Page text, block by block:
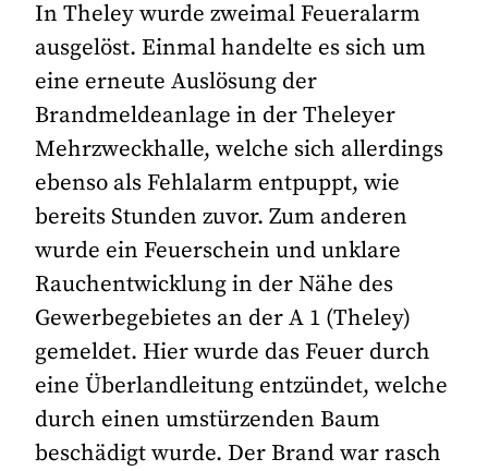
In Theley wurde zweimal Feueralarm
ausgelöst. Einmal handelte es sich um
eine erneute Auslösung der
Brandmeldeanlage in der Theleyer
Mehrzweckhalle, welche sich allerdings
ebenso als Fehlalarm entpuppt, wie
bereits Stunden zuvor. Zum anderen
wurde ein Feuerschein und unklare
Rauchentwicklung in der Nähe des
Gewerbegebietes an der A 1 (Theley)
gemeldet. Hier wurde das Feuer durch
eine Überlandleitung entzündet, welche
durch einen umstürzenden Baum
beschädigt wurde. Der Brand war rasch